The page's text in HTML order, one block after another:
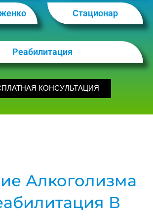
Стационар
Реабилитация
КОНСУЛЬТАЦИЯ
Алкоголизма
В